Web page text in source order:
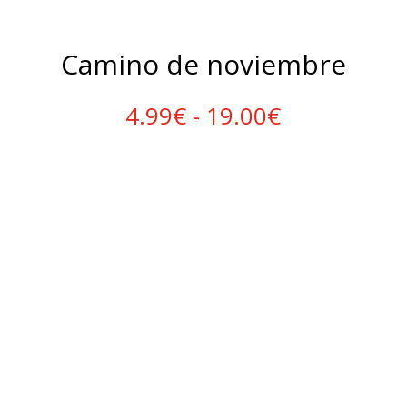
Camino de noviembre
4.99€ - 19.00€Rango
de